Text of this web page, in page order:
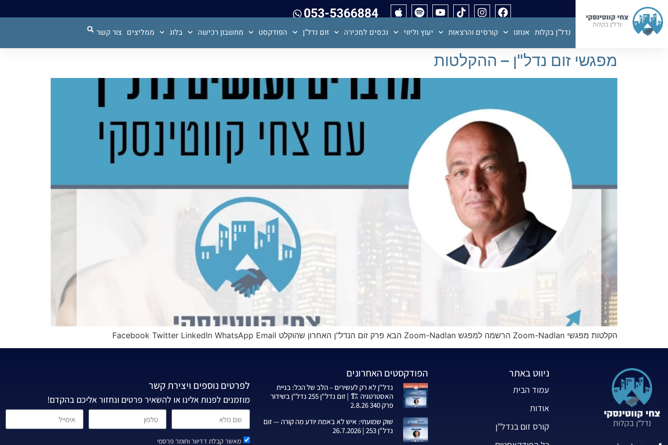
053-5366884
נדל"ן בקלות אנחנו קורסים והרצאות יעוץ וליווי נכסים למכירה זום נדל"ן הפודקסט מחשבון רכישה בלוג ממליצים צור קשר
מפגשי זום נדל"ן – ההקלטות
הקלטות מפגשי Zoom-Nadlan הרשמה למפגש Zoom-Nadlan הבא פרק זום הנדל"ן האחרון שהוקלט Facebook Twitter LinkedIn WhatsApp Email
ניווט באתר
עמוד הבית
אודות
קורס זום בנדל"ן
הפודקסטים האחרונים
נדל"ן לא רק לעשירים – הלב של הכל: בניית
האסטרטגיה 🏗️ | זום נדל"ן 255 נדל"ן בשידור
פרק 340 2.8.26
שוק שמועתי: איש לא באמת יודע מה קורה — זום
נדל"ן 253 | 26.7.2026
לפרטים נוספים ויצירת קשר
מוזמנים לפנות אלינו או להשאיר פרטים ונחזור אליכם בהקדם!
מאשר קבלת דדיוור וחומר פרסמי